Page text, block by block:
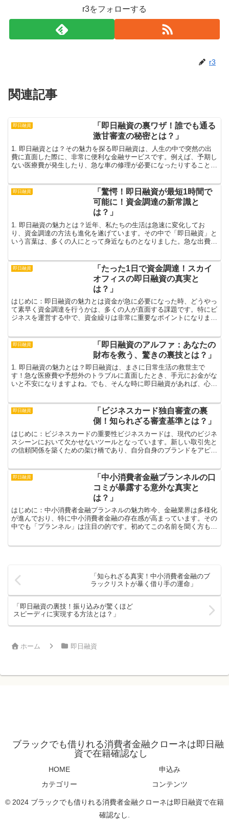
r3をフォローする
r3
関連記事
即日融資
「即日融資の裏ワザ！誰でも通る
激甘審査の秘密とは？」
1. 即日融資とは？その魅力を探る即日融資は、人生の中で突然の出
費に直面した際に、非常に便利な金融サービスです。例えば、予期し
ない医療費が発生したり、急な車の修理が必要になったりすることが
即日融資
「驚愕！即日融資が最短1時間で
可能に！資金調達の新常識と
は？」
1. 即日融資の魅力とは？近年、私たちの生活は急速に変化してお
り、資金調達の方法も進化を遂げています。その中で「即日融資」と
いう言葉は、多くの人にとって身近なものとなりました。急な出費や
即日融資
「たった1日で資金調達！スカイ
オフィスの即日融資の真実と
は？」
はじめに：即日融資の魅力とは資金が急に必要になった時、どうやっ
て素早く資金調達を行うかは、多くの人が直面する課題です。特にビ
ジネスを運営する中で、資金繰りは非常に重要なポイントになりま
即日融資
「即日融資のアルファ：あなたの
財布を救う、驚きの裏技とは？」
1. 即日融資の魅力とは？即日融資は、まさに日常生活の救世主で
す！急な医療費や予想外のトラブルに直面したとき、手元にお金がな
いと不安になりますよね。でも、そんな時に即日融資があれば、心の
即日融資
「ビジネスカード独自審査の裏
側！知られざる審査基準とは？」
はじめに：ビジネスカードの重要性ビジネスカードは、現代のビジネ
スシーンにおいて欠かせないツールとなっています。新しい取引先と
の信頼関係を築くための架け橋であり、自分自身のブランドをアピー
即日融資
「中小消費者金融プランネルの口
コミが暴露する意外な真実と
は？」
はじめに：中小消費者金融プランネルの魅力昨今、金融業界は多様化
が進んでおり、特に中小消費者金融の存在感が高まっています。その
中でも「プランネル」は注目の的です。初めてこの名前を聞く方も多
「知られざる真実！中小消費者金融のブ
ラックリストが暴く借り手の運命」
「即日融資の裏技！振り込みが驚くほど
スピーディに実現する方法とは？」
ホーム 即日融資
ブラックでも借りれる消費者金融クローネは即日融
資で在籍確認なし
HOME
申込み
カテゴリー
コンテンツ
© 2024 ブラックでも借りれる消費者金融クローネは即日融資で在籍
確認なし.